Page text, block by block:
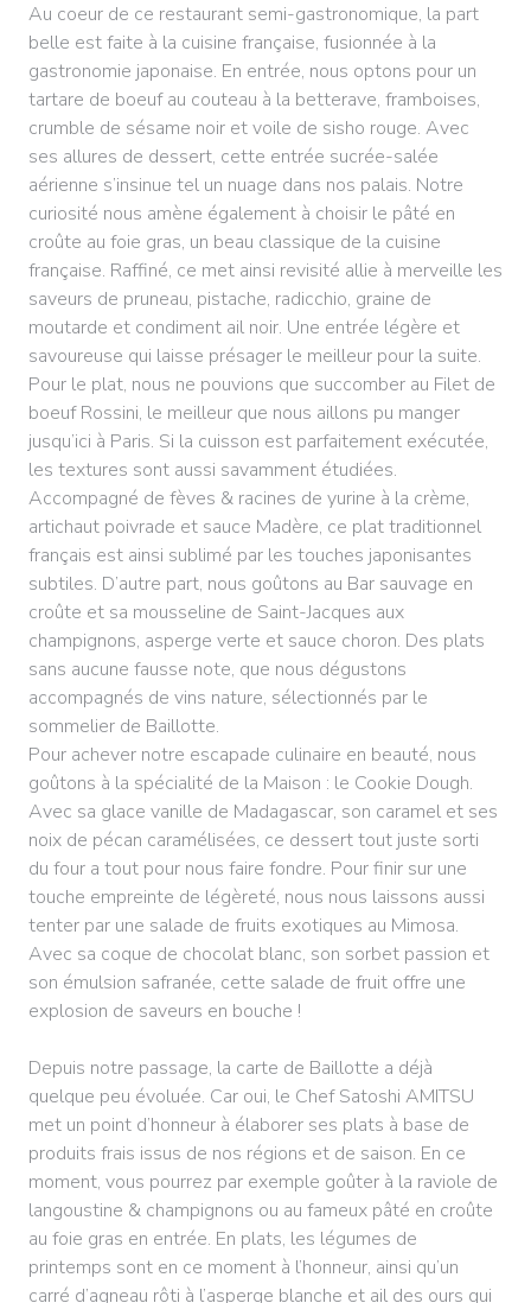
Au coeur de ce restaurant semi-gastronomique, la part
belle est faite à la cuisine française, fusionnée à la
gastronomie japonaise. En entrée, nous optons pour un
tartare de boeuf au couteau à la betterave, framboises,
crumble de sésame noir et voile de sisho rouge. Avec
ses allures de dessert, cette entrée sucrée-salée
aérienne s’insinue tel un nuage dans nos palais. Notre
curiosité nous amène également à choisir le pâté en
croûte au foie gras, un beau classique de la cuisine
française. Raffiné, ce met ainsi revisité allie à merveille les
saveurs de pruneau, pistache, radicchio, graine de
moutarde et condiment ail noir. Une entrée légère et
savoureuse qui laisse présager le meilleur pour la suite.
Pour le plat, nous ne pouvions que succomber au Filet de
boeuf Rossini, le meilleur que nous aillons pu manger
jusqu’ici à Paris. Si la cuisson est parfaitement exécutée,
les textures sont aussi savamment étudiées.
Accompagné de fèves & racines de yurine à la crème,
artichaut poivrade et sauce Madère, ce plat traditionnel
français est ainsi sublimé par les touches japonisantes
subtiles. D’autre part, nous goûtons au Bar sauvage en
croûte et sa mousseline de Saint-Jacques aux
champignons, asperge verte et sauce choron. Des plats
sans aucune fausse note, que nous dégustons
accompagnés de vins nature, sélectionnés par le
sommelier de Baillotte.
Pour achever notre escapade culinaire en beauté, nous
goûtons à la spécialité de la Maison : le Cookie Dough.
Avec sa glace vanille de Madagascar, son caramel et ses
noix de pécan caramélisées, ce dessert tout juste sorti
du four a tout pour nous faire fondre. Pour finir sur une
touche empreinte de légèreté, nous nous laissons aussi
tenter par une salade de fruits exotiques au Mimosa.
Avec sa coque de chocolat blanc, son sorbet passion et
son émulsion safranée, cette salade de fruit offre une
explosion de saveurs en bouche !
Depuis notre passage, la carte de Baillotte a déjà
quelque peu évoluée. Car oui, le Chef Satoshi AMITSU
met un point d’honneur à élaborer ses plats à base de
produits frais issus de nos régions et de saison. En ce
moment, vous pourrez par exemple goûter à la raviole de
langoustine & champignons ou au fameux pâté en croûte
au foie gras en entrée. En plats, les légumes de
printemps sont en ce moment à l’honneur, ainsi qu’un
carré d’agneau rôti à l’asperge blanche et ail des ours qui